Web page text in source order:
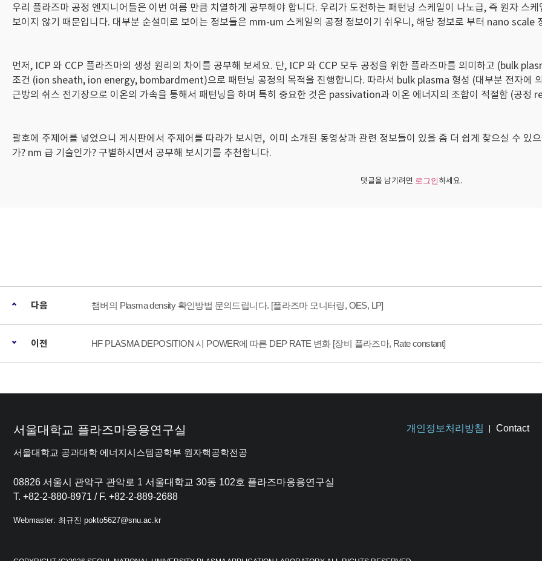
우리 플라즈마 공정 엔지니어들은 이번 여름 만큼 치열하게 공부해야 합니다. 우리가 도전하는 패턴닝 스케일이 나노급, 즉 원자 스
보이지 않기 때문입니다. 대부분 순설미로 보이는 정보들은 mm-um 스케일의 공정 정보이기 쉬우니, 해당 정보로 부터 nano scale
먼저, ICP 와 CCP 플라즈마의 생성 원리의 차이를 공부해 보세요. 단, ICP 와 CCP 모두 공정을 위한 플라즈마를 의미하고 (bulk
조건 (ion sheath, ion energy, bombardment)으로 패턴닝 공정의 목적을 진행합니다. 따라서 bulk plasma 형성 (대부분 전자에
근방의 쉬스 전기장으로 이온의 가속을 통해서 패턴닝을 하며 특히 중요한 것은 passivation과 이온 에너지의 조합이 적절함 (공
괄호에 주제어를 넣었으니 게시판에서 주제어를 따라가 보시면, 이미 소개된 동영상과 관련 정보들이 있을 좀 더 쉽게 찾으실 수 있
가? nm 급 기술인가? 구별하시면서 공부해 보시기를 추천합니다.
댓글을 남기려면 로그인 하세요.
다음 챔버의 Plasma density 확인방법 문의드립니다. [플라즈마 모니터링, OES, LP]
이전 HF PLASMA DEPOSITION 시 POWER에 따른 DEP RATE 변화 [장비 플라즈마, Rate constant]
서울대학교 플라즈마응용연구실
서울대학교 공과대학 에너지시스템공학부 원자핵공학전공
개인정보처리방침 Contact
08826 서울시 관악구 관악로 1 서울대학교 30동 102호 플라즈마응용연구실
T. +82-2-880-8971 / F. +82-2-889-2688
Webmaster: 최규진 pokto5627@snu.ac.kr